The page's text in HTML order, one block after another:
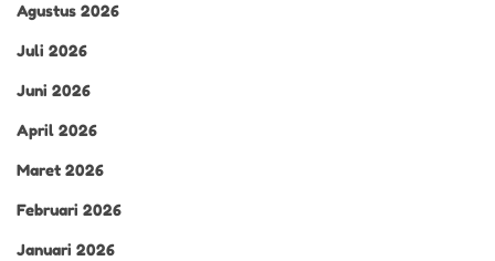
Agustus 2026
Juli 2026
Juni 2026
April 2026
Maret 2026
Februari 2026
Januari 2026